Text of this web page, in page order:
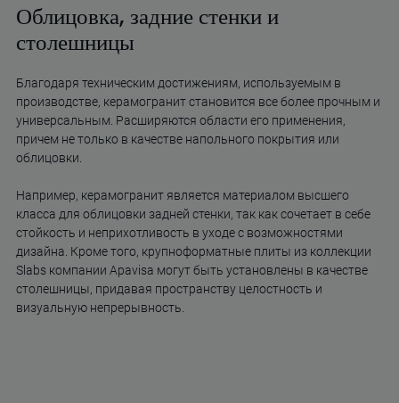
Облицовка, задние стенки и
столешницы
Благодаря техническим достижениям, используемым в
производстве, керамогранит становится все более прочным и
универсальным. Расширяются области его применения,
причем не только в качестве напольного покрытия или
облицовки.
Например, керамогранит является материалом высшего
класса для облицовки задней стенки, так как сочетает в себе
стойкость и неприхотливость в уходе с возможностями
дизайна. Кроме того, крупноформатные плиты из коллекции
Slabs компании Apavisa могут быть установлены в качестве
столешницы, придавая пространству целостность и
визуальную непрерывность.